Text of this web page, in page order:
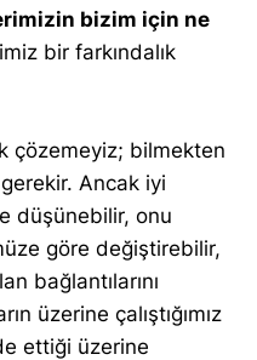
bizim için ne
bir farkındalık
çözemeyiz; bilmekten
Ancak iyi
düşünebilir, onu
göre değiştirebilir,
bağlantılarını
üzerine çalıştığımız
ettiği üzerine